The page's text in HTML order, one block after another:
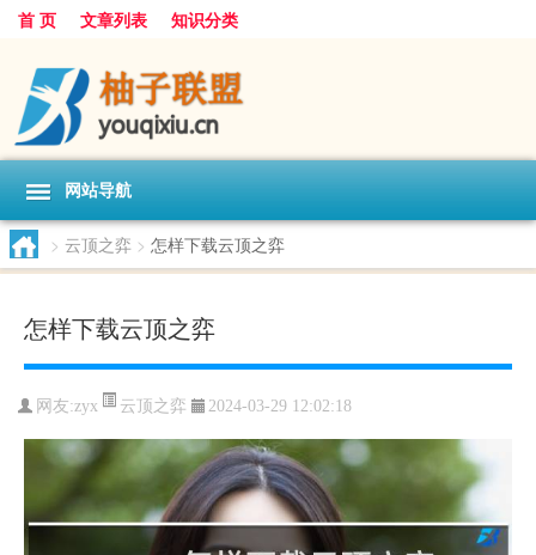
首 页 文章列表 知识分类
网站导航
> 云顶之弈 > 怎样下载云顶之弈
怎样下载云顶之弈
网友:zyx 云顶之弈 2024-03-29 12:02:18